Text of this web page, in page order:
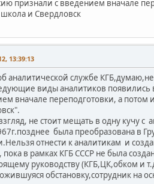
признали с введением вначале
и Свердловск
13:39:13
аналитической службе
виды аналитиков появились
вначале переподготовки, а потом
не стоит мещать в одну кучу с
была преобразована в
отнести к аналитикам и
пока в рамках КГБ СССР не была
руководству (КГБ,ЦК,обком и
обстановку,сотрудник на